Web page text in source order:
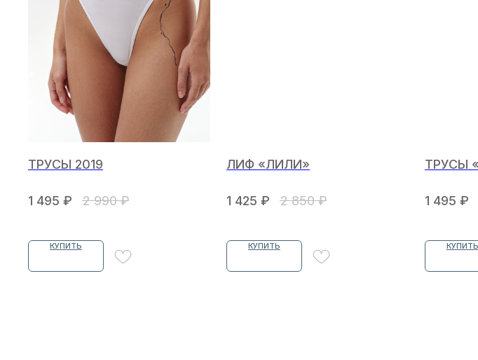
ТРУСЫ 2019
1 495 ₽ 2 990 ₽
КУПИТЬ
ЛИФ «ЛИЛИ»
1 425 ₽ 2 850 ₽
КУПИТЬ
ТРУСЫ
1 495 ₽
КУПИТЬ